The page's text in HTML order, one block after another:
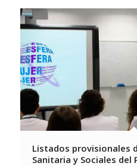
Listados provisionales
Sanitaria y Sociales